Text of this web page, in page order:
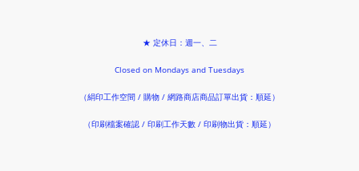
★ 定休日：週一、二
Closed on Mondays and Tuesdays
（絹印工作空間 / 購物 / 網路商店商品訂單出貨：順延）
（印刷檔案確認 / 印刷工作天數 / 印刷物出貨：順延）